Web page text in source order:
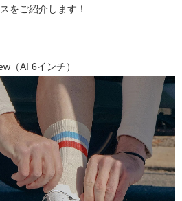
をご紹介します！
（AI 6インチ）